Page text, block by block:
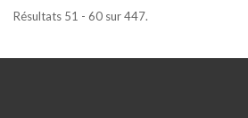
Résultats 51 - 60 sur 447.